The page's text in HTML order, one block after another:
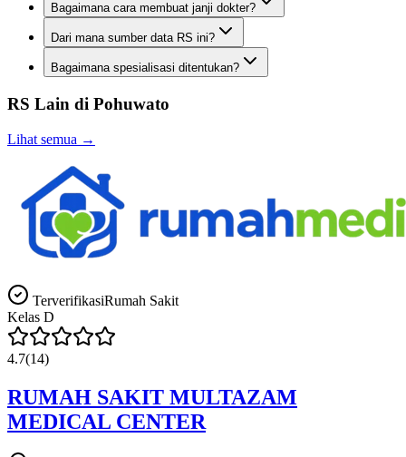
Bagaimana cara membuat janji dokter?
Dari mana sumber data RS ini?
Bagaimana spesialisasi ditentukan?
RS Lain di Pohuwato
Lihat semua →
TerverifikasiRumah Sakit
Kelas D
4.7(14)
RUMAH SAKIT MULTAZAM
MEDICAL CENTER